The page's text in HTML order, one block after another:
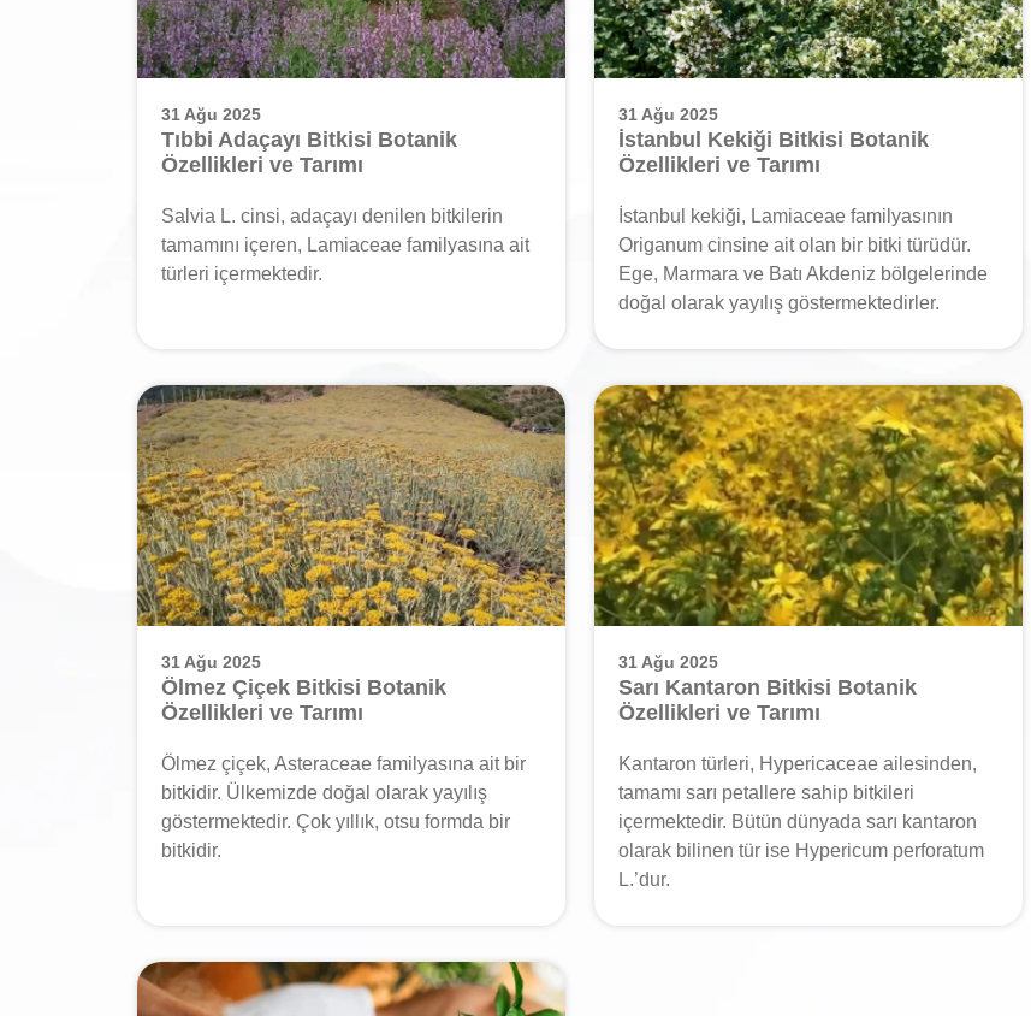
31 Ağu 2025
Tıbbi Adaçayı Bitkisi Botanik
Özellikleri ve Tarımı
Salvia L. cinsi, adaçayı denilen bitkilerin
tamamını içeren, Lamiaceae familyasına ait
türleri içermektedir.
31 Ağu 2025
İstanbul Kekiği Bitkisi Botanik
Özellikleri ve Tarımı
İstanbul kekiği, Lamiaceae familyasının
Origanum cinsine ait olan bir bitki türüdür.
Ege, Marmara ve Batı Akdeniz bölgelerinde
doğal olarak yayılış göstermektedirler.
31 Ağu 2025
Ölmez Çiçek Bitkisi Botanik
Özellikleri ve Tarımı
Ölmez çiçek, Asteraceae familyasına ait bir
bitkidir. Ülkemizde doğal olarak yayılış
göstermektedir. Çok yıllık, otsu formda bir
bitkidir.
31 Ağu 2025
Sarı Kantaron Bitkisi Botanik
Özellikleri ve Tarımı
Kantaron türleri, Hypericaceae ailesinden,
tamamı sarı petallere sahip bitkileri
içermektedir. Bütün dünyada sarı kantaron
olarak bilinen tür ise Hypericum perforatum
L.’dur.